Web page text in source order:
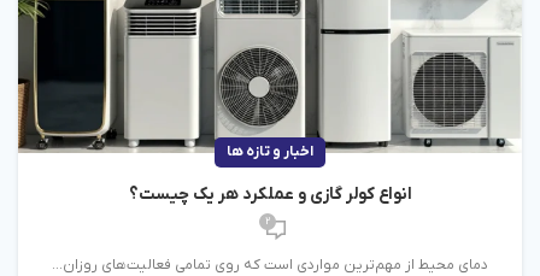
اخبار و تازه ها
انواع کولر گازی و عملکرد هر یک چیست؟
2
دمای محیط از مهم‌ترین مواردی است که روی تمامی فعالیت‌های روزان...